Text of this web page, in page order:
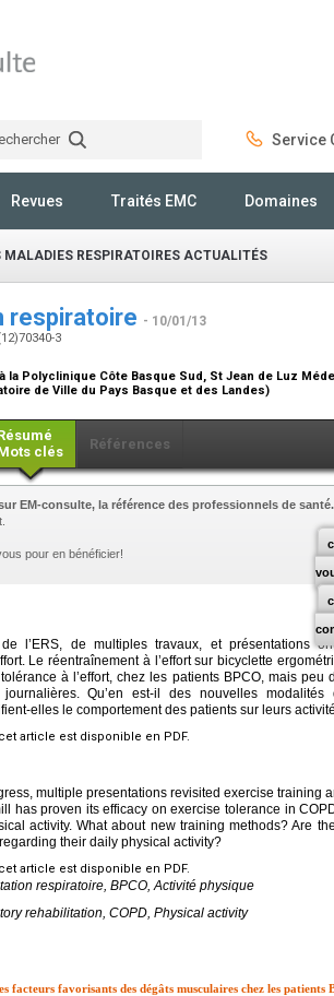
Service
Revues Traités EMC Domaines
MALADIES RESPIRATOIRES ACTUALITÉS
respiratoire - 10/01/13
3
la Polyclinique Côte Basque Sud, St Jean de Luz
de Ville du Pays Basque et des Landes)
clés
Références
EM-consulte, la référence des professionnels de santé.
pour en bénéficier!
l’ERS, de multiples travaux, et présentations
Le réentraînement à l’effort sur bicyclette
à l’effort, chez les patients BPCO, mais peu
journalières. Qu’en est-il des nouvelles
elles le comportement des patients sur leurs
article est disponible en PDF.
multiple presentations revisited exercise training
has proven its efficacy on exercise tolerance in
activity. What about new training methods? Are
their daily physical activity?
article est disponible en PDF.
respiratoire, BPCO, Activité physique
rehabilitation, COPD, Physical activity
facteurs favorisants des dégâts musculaires chez les patients